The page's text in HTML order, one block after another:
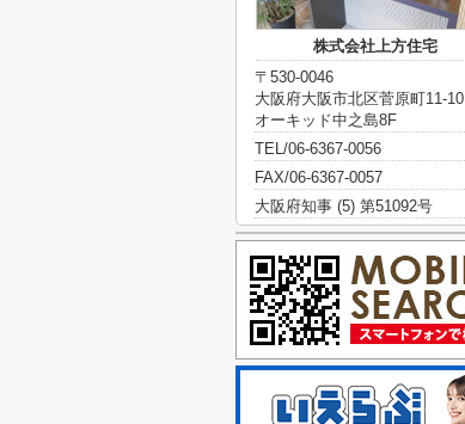
株式会社上方住宅
〒530-0046
大阪府大阪市北区菅原町11-10
オーキッド中之島8F
TEL/06-6367-0056
FAX/06-6367-0057
大阪府知事 (5) 第51092号